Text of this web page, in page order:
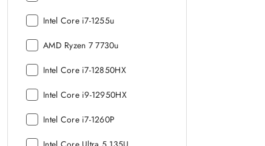
Model
Intel Core i7-1255u
Model
AMD Ryzen 7 7730u
Model
Intel Core i7-12850HX
Model
Intel Core i9-12950HX
Model
Intel Core i7-1260P
Model